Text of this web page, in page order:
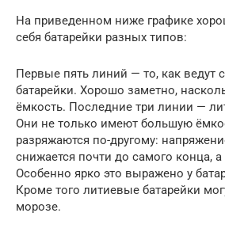
На приведенном ниже графике
себя батарейки разных типов:
Первые пять линий — то, как ведут
батарейки. Хорошо заметно,
ёмкость. Последние три линии —
Они не только имеют большую
разряжаются по-другому:
снижается почти до самого конца, а
Особенно ярко это выражено у
Кроме того литиевые батарейки
морозе.